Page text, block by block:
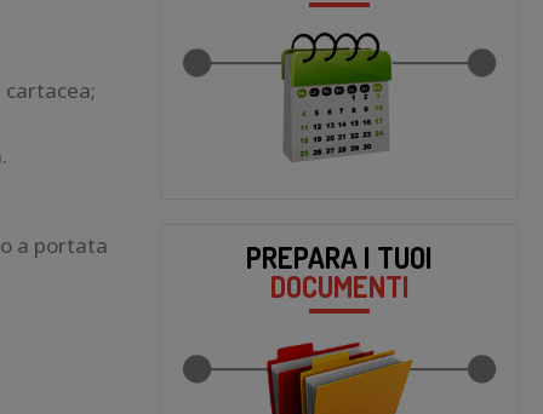
a portata PREPARA I TUOI
DOCUMENTI